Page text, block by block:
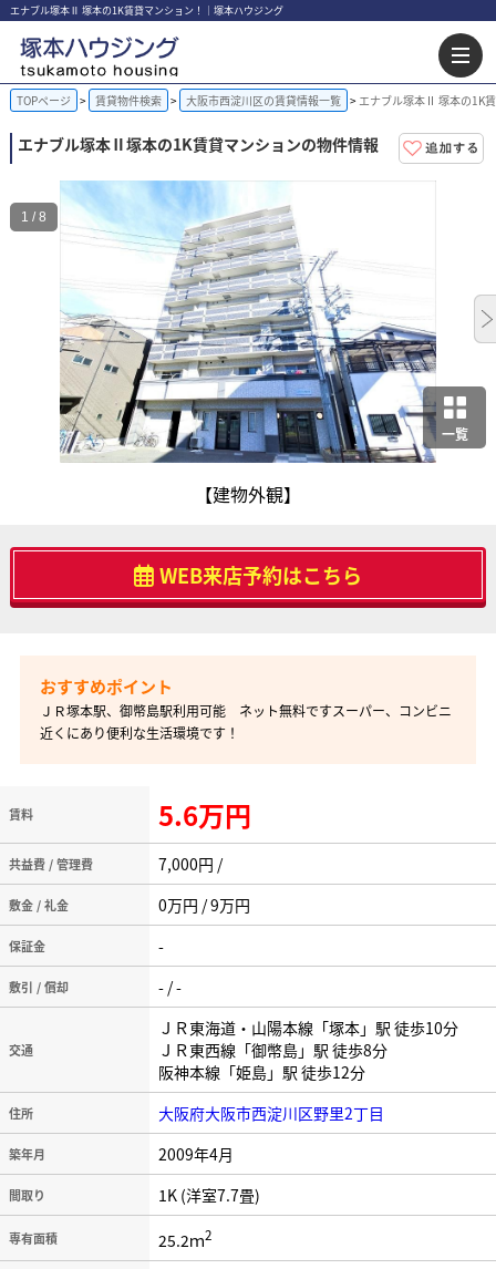
エナブル塚本Ⅱ 塚本の1K賃貸マンション！｜塚本ハウジング
TOPページ 賃貸物件検索 大阪市西淀川区の賃貸情報一覧 エナブル塚本Ⅱ 塚本の1K
エナブル塚本Ⅱ塚本の1K賃貸マンションの物件情報
一覧
【建物外観】
1 / 8
WEB来店予約はこちら
ＪＲ塚本駅、御幣島駅利用可能 ネット無料ですスーパー、コンビニ
近くにあり便利な生活環境です！
賃料 5.6万円
共益費 / 管理費 7,000円 /
敷金 / 礼金 0万円 / 9万円
保証金 -
敷引 / 償却 - / -
交通
ＪＲ東海道・山陽本線「塚本」駅 徒歩10分
ＪＲ東西線「御幣島」駅 徒歩8分
阪神本線「姫島」駅 徒歩12分
住所 大阪府大阪市西淀川区野里2丁目
築年月 2009年4月
間取り 1K (洋室7.7畳)
専有面積 25.2ｍ2